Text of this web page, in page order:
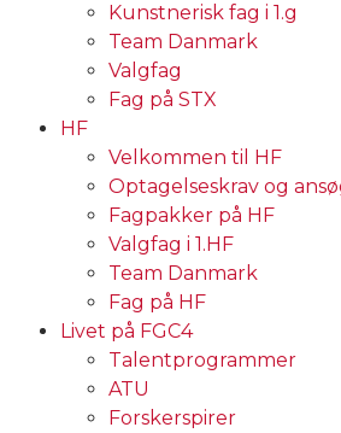
Kunstnerisk fag i 1.g
Team Danmark
Valgfag
Fag på STX
HF
Velkommen til HF
Optagelseskrav og
Fagpakker på HF
Valgfag i 1.HF
Team Danmark
Fag på HF
Livet på FGC4
Talentprogrammer
ATU
Forskerspirer